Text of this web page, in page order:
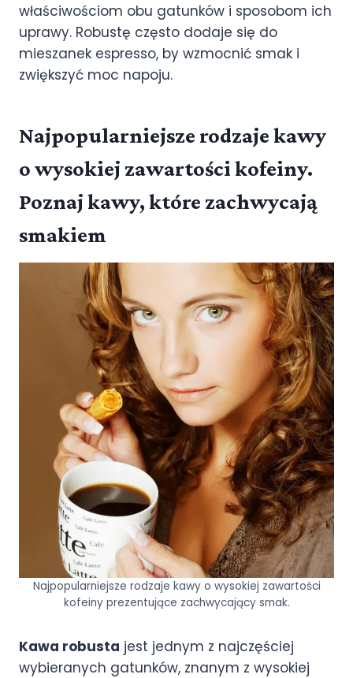
właściwościom obu gatunków i sposobom ich
uprawy. Robustę często dodaje się do
mieszanek espresso, by wzmocnić smak i
zwiększyć moc napoju.
Najpopularniejsze rodzaje kawy
o wysokiej zawartości kofeiny.
Poznaj kawy, które zachwycają
smakiem
Najpopularniejsze rodzaje kawy o wysokiej zawartości
kofeiny prezentujące zachwycający smak.
Kawa robusta jest jednym z najczęściej
wybieranych gatunków, znanym z wysokiej